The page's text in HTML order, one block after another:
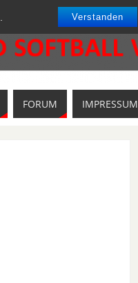
Verstanden
FORUM IMPRESSUM